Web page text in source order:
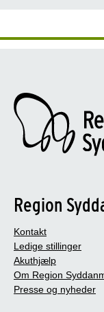
Region
Kontakt
Ledige stillinger
Akuthjælp
Om Region
Presse og nyheder